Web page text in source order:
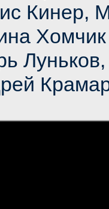
Кинер,
Хомчик